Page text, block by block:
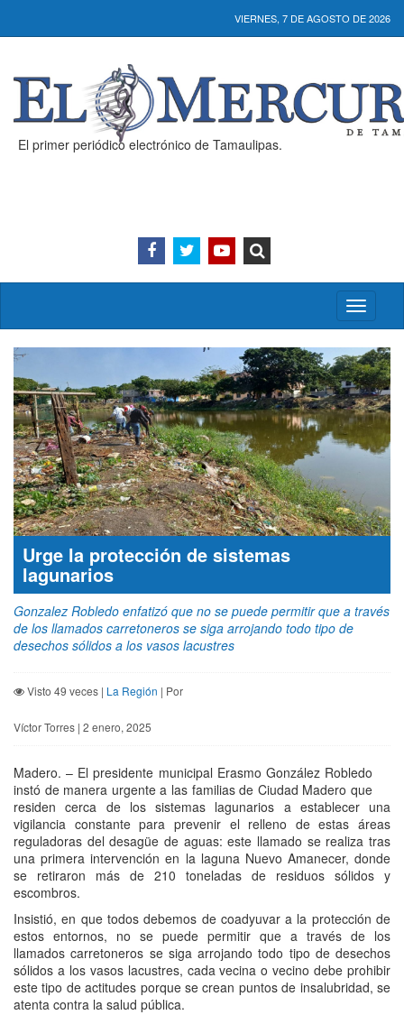
VIERNES, 7 DE AGOSTO DE 2026
El primer periódico electrónico de Tamaulipas.
Activar/
menú
Urge la protección de sistemas
lagunarios
Gonzalez Robledo enfatizó que no se puede permitir que a través
de los llamados carretoneros se siga arrojando todo tipo de
desechos sólidos a los vasos lacustres
Visto 49 veces | La Región | Por
Víctor Torres | 2 enero, 2025
Madero. – El presidente municipal Erasmo González Robledo
instó de manera urgente a las familias de Ciudad Madero que
residen cerca de los sistemas lagunarios a establecer una
vigilancia constante para prevenir el relleno de estas áreas
reguladoras del desagüe de aguas: este llamado se realiza tras
una primera intervención en la laguna Nuevo Amanecer, donde
se retiraron más de 210 toneladas de residuos sólidos y
escombros.
Insistió, en que todos debemos de coadyuvar a la protección de
estos entornos, no se puede permitir que a través de los
llamados carretoneros se siga arrojando todo tipo de desechos
sólidos a los vasos lacustres, cada vecina o vecino debe prohibir
este tipo de actitudes porque se crean puntos de insalubridad, se
atenta contra la salud pública.